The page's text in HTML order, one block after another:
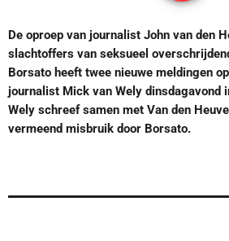
De oproep van journalist John van den
slachtoffers van seksueel
Borsato heeft twee nieuwe meldingen
journalist Mick van Wely dinsdagavond
Wely schreef samen met Van den
vermeend misbruik door Borsato.